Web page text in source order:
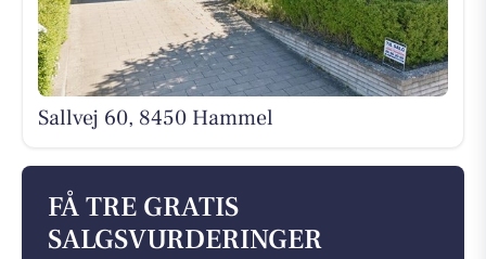
Sallvej 60, 8450 Hammel
FÅ TRE GRATIS
SALGSVURDERINGER